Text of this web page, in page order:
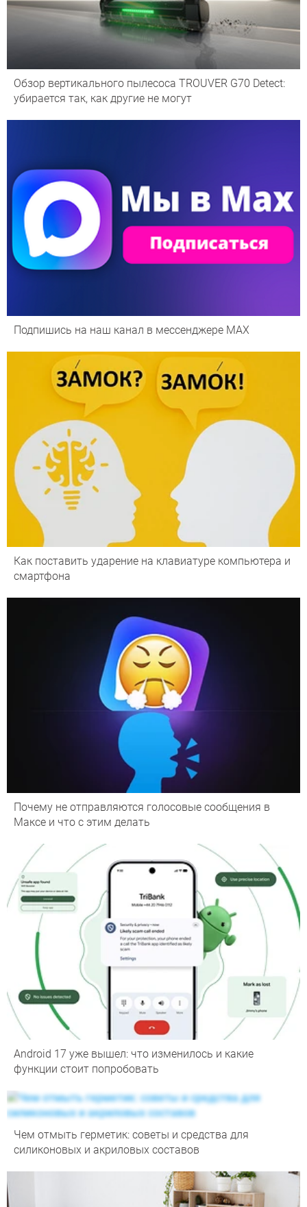
Обзор вертикального пылесоса TROUVER G70 Detect:
убирается так, как другие не могут
Подпишись на наш канал в мессенджере МАХ
Как поставить ударение на клавиатуре компьютера и
смартфона
Почему не отправляются голосовые сообщения в
Максе и что с этим делать
Android 17 уже вышел: что изменилось и какие
функции стоит попробовать
Чем отмыть герметик: советы и средства для
силиконовых и акриловых составов